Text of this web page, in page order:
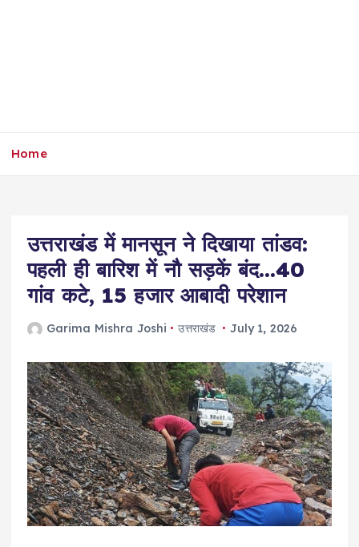
Home
उत्तराखंड में मानसून ने दिखाया तांडव:
पहली ही बारिश में नौ सड़कें बंद…40
गांव कटे, 15 हजार आबादी परेशान
Garima Mishra Joshi उत्तराखंड July 1, 2026